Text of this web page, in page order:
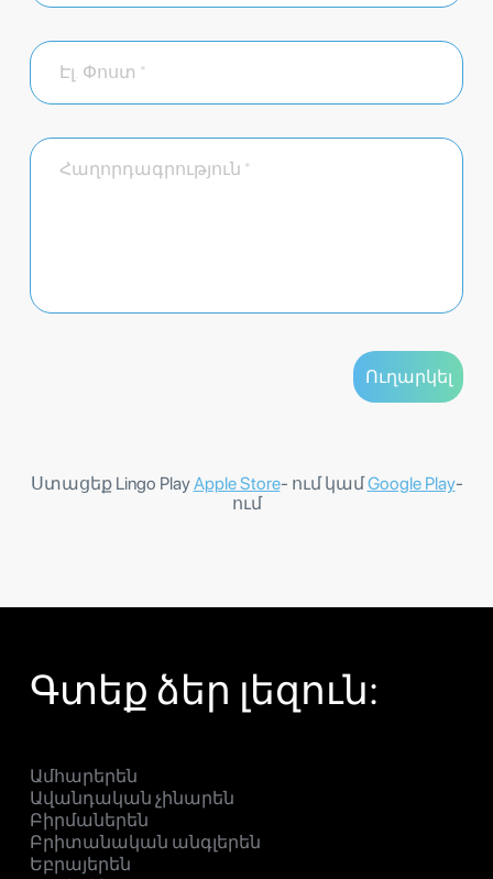
Ստացեք Lingo PlayApple Store- ում կամGoogle Play-
ում
Գտեք ձեր լեզուն:
Ամհարերեն
Ավանդական չինարեն
Բիրմաներեն
Բրիտանական անգլերեն
Եբրայերեն